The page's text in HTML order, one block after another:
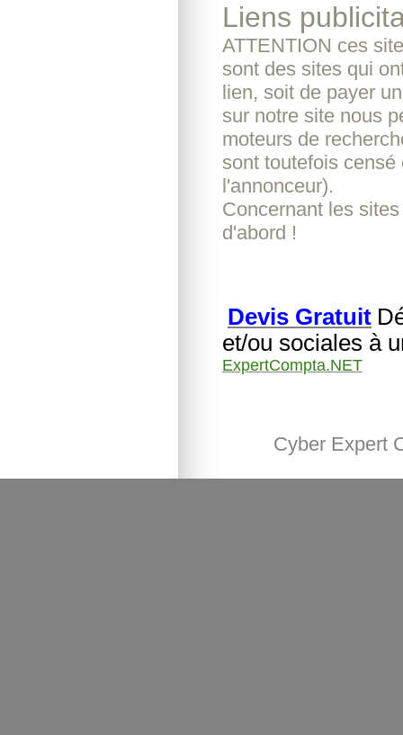
Liens
ATTENTION ces
sont des sites qui
lien, soit de payer
sur notre site nous
moteurs de
sont toutefois
l'annonceur).
Concernant les
d'abord !
Devis Gratuit
et/ou sociales à
ExpertCompta.NET
Cyber Expert